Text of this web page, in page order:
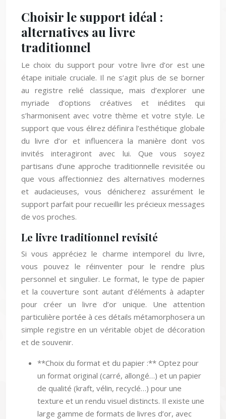
Choisir le support idéal :
alternatives au livre
traditionnel
Le choix du support pour votre livre d’or est une
étape initiale cruciale. Il ne s’agit plus de se borner
au registre relié classique, mais d’explorer une
myriade d’options créatives et inédites qui
s’harmonisent avec votre thème et votre style. Le
support que vous élirez définira l’esthétique globale
du livre d’or et influencera la manière dont vos
invités interagiront avec lui. Que vous soyez
partisans d’une approche traditionnelle revisitée ou
que vous affectionniez des alternatives modernes
et audacieuses, vous dénicherez assurément le
support parfait pour recueillir les précieux messages
de vos proches.
Le livre traditionnel revisité
Si vous appréciez le charme intemporel du livre,
vous pouvez le réinventer pour le rendre plus
personnel et singulier. Le format, le type de papier
et la couverture sont autant d’éléments à adapter
pour créer un livre d’or unique. Une attention
particulière portée à ces détails métamorphosera un
simple registre en un véritable objet de décoration
et de souvenir.
**Choix du format et du papier :** Optez pour
un format original (carré, allongé…) et un papier
de qualité (kraft, vélin, recyclé…) pour une
texture et un rendu visuel distincts. Il existe une
large gamme de formats de livres d’or, avec